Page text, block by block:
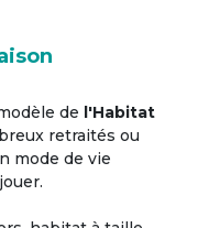
de l'Habitat
retraités ou
mode de vie